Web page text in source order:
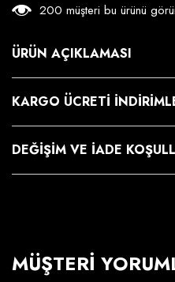
200 müşteri bu ürünü
ÜRÜN AÇIKLAMASI
KARGO ÜCRETI
DEĞIŞIM VE İADE
MÜŞTERI